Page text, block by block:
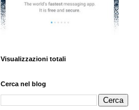
Visualizzazioni totali
Cerca nel blog